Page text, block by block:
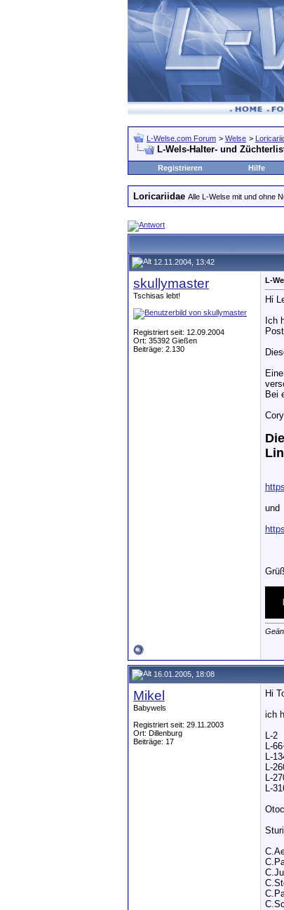
L-Welse.com Forum > Welse >
L-Wels-Halter- und
Registrieren
Hilfe
Loricariidae Alle L-Welse mit und ohne
12.11.2004, 13:42
skullymaster
Tschisas lebt!
Registriert seit: 12.09.2004
Ort: 35392 Gießen
Beiträge: 2.130
L-
Hi
Ich
Bei
und
16.01.2005, 18:08
Mikel
Babywels
Registriert seit: 29.11.2003
Ort: Dillenburg
Beiträge: 17
Hi
ich
L-2
L-
L-
L-
L-
L-